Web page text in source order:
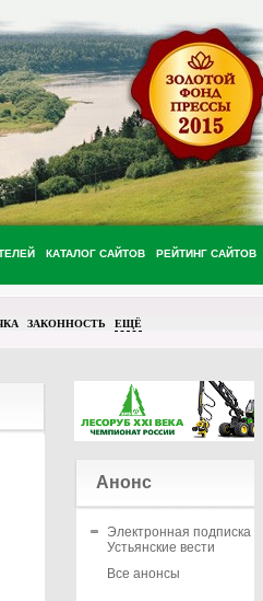
КАТАЛОГ САЙТОВ РЕЙТИНГ САЙТОВ
ЗАКОННОСТЬ ЕЩЁ
Анонс
Электронная подписка на
Устьянские вести
Все анонсы